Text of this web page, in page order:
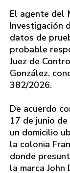
El agente del
Investigación
datos de
probable
Juez de
González,
382/2026.
De acuerdo
17 de junio
un domicilio
la colonia
donde
la marca John